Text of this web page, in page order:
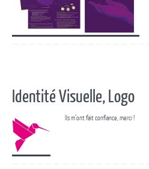
Identité Visuelle, Logo
Ils m’ont fait confiance, merci !